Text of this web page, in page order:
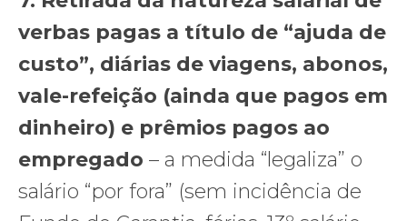
verbas pagas a título de “ajuda de
custo”, diárias de viagens, abonos,
vale-refeição (ainda que pagos em
dinheiro) e prêmios pagos ao
empregado – a medida “legaliza” o
salário “por fora” (sem incidência de